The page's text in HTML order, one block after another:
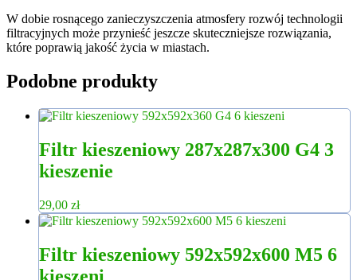
W dobie rosnącego zanieczyszczenia atmosfery rozwój technologii
filtracyjnych może przynieść jeszcze skuteczniejsze rozwiązania,
które poprawią jakość życia w miastach.
Podobne produkty
Filtr kieszeniowy 287x287x300 G4 3
kieszenie
29,00 zł
Filtr kieszeniowy 592x592x600 M5 6
kieszeni